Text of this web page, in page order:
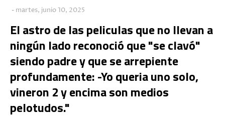
martes, junio 10, 2025
El astro de las peliculas que no llevan a
ningún lado reconoció que "se clavó"
siendo padre y que se arrepiente
profundamente: -Yo queria uno solo,
vineron 2 y encima son medios
pelotudos."